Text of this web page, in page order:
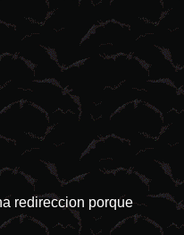
redireccion porque